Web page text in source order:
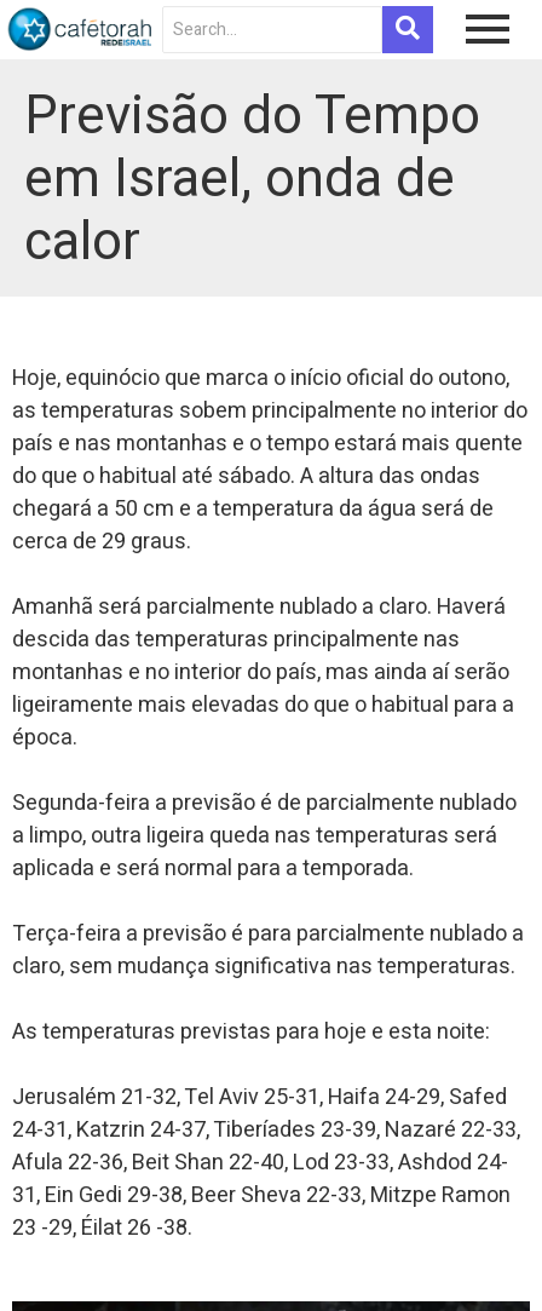
Previsão do Tempo
em Israel, onda de
calor
Hoje, equinócio que marca o início oficial do outono,
as temperaturas sobem principalmente no interior do
país e nas montanhas e o tempo estará mais quente
do que o habitual até sábado. A altura das ondas
chegará a 50 cm e a temperatura da água será de
cerca de 29 graus.
Amanhã será parcialmente nublado a claro. Haverá
descida das temperaturas principalmente nas
montanhas e no interior do país, mas ainda aí serão
ligeiramente mais elevadas do que o habitual para a
época.
Segunda-feira a previsão é de parcialmente nublado
a limpo, outra ligeira queda nas temperaturas será
aplicada e será normal para a temporada.
Terça-feira a previsão é para parcialmente nublado a
claro, sem mudança significativa nas temperaturas.
As temperaturas previstas para hoje e esta noite:
Jerusalém 21-32, Tel Aviv 25-31, Haifa 24-29, Safed
24-31, Katzrin 24-37, Tiberíades 23-39, Nazaré 22-33,
Afula 22-36, Beit Shan 22-40, Lod 23-33, Ashdod 24-
31, Ein Gedi 29-38, Beer Sheva 22-33, Mitzpe Ramon
23 -29, Éilat 26 -38.